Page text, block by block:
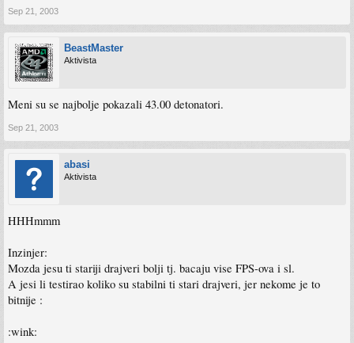
Sep 21, 2003
BeastMaster
Aktivista
Meni su se najbolje pokazali 43.00 detonatori.
Sep 21, 2003
abasi
Aktivista
HHHmmm
Inzinjer:
Mozda jesu ti stariji drajveri bolji tj. bacaju vise FPS-ova i sl.
A jesi li testirao koliko su stabilni ti stari drajveri, jer nekome je to
bitnije :
:wink: